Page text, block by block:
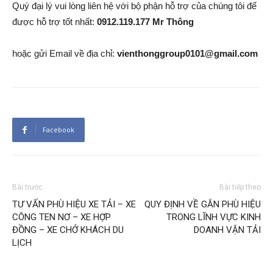
Quý đại lý vui lòng liên hệ với bộ phận hỗ trợ của chúng tôi để
được hỗ trợ tốt nhất: 0912.119.177 Mr Thông
hoặc gửi Email về địa chỉ: vienthonggroup0101@gmail.com
Facebook
Bài trước
TƯ VẤN PHÙ HIỆU XE TẢI – XE
CÔNG TEN NƠ – XE HỢP
ĐỒNG – XE CHỞ KHÁCH DU
LỊCH
Bài tiếp theo
QUY ĐỊNH VỀ GẮN PHÙ HIỆU
TRONG LĨNH VỰC KINH
DOANH VẬN TẢI